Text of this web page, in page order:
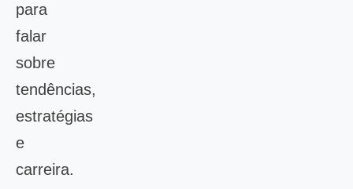
para
falar
sobre
tendências,
estratégias
e
carreira.